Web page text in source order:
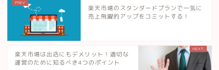
楽天市場のスタンダードプランで一気に
売上飛躍的アップをコミットする！
楽天市場は出店にもデメリット！適切な
運営のために知るべき4つのポイント